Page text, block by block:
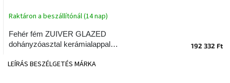
tavaszi
asztalon
Fehér fém ZUIVER GLAZED
dohányzóasztal kerámialappal
Raktáron a beszállítónál (14 nap)
192 332 Ft
LEÍRÁS BESZÉLGETÉS MÁRKA